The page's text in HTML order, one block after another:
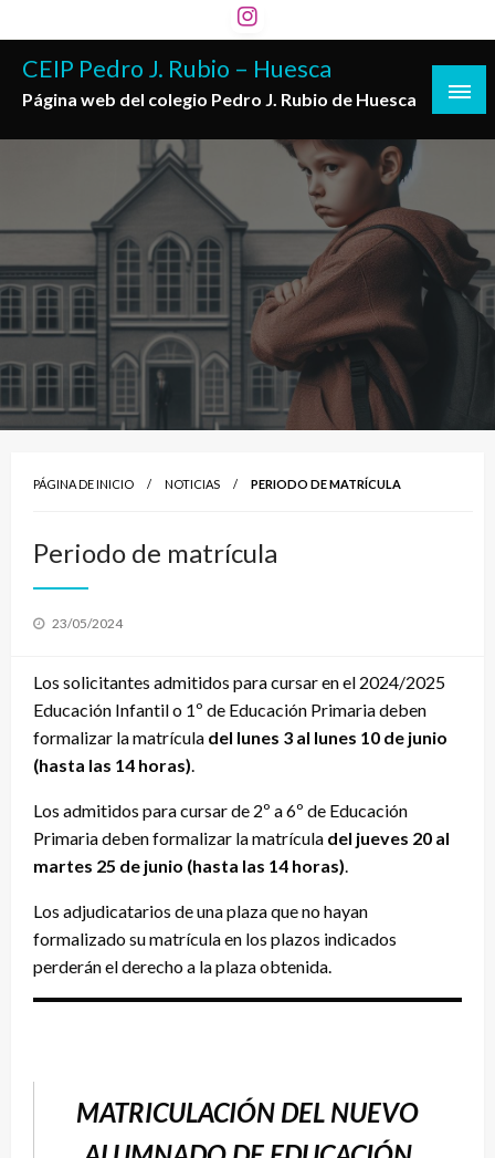
al
contenido
CEIP Pedro J. Rubio – Huesca
Página web del colegio Pedro J. Rubio de Huesca
PÁGINA DE INICIO NOTICIAS PERIODO DE MATRÍCULA
Periodo de matrícula
Publicado
23/05/2024
Los solicitantes admitidos para cursar en el 2024/2025
Educación Infantil o 1º de Educación Primaria deben
formalizar la matrícula del lunes 3 al lunes 10 de junio
(hasta las 14 horas).
Los admitidos para cursar de 2º a 6º de Educación
Primaria deben formalizar la matrícula del jueves 20 al
martes 25 de junio (hasta las 14 horas).
Los adjudicatarios de una plaza que no hayan
formalizado su matrícula en los plazos indicados
perderán el derecho a la plaza obtenida.
MATRICULACIÓN DEL NUEVO